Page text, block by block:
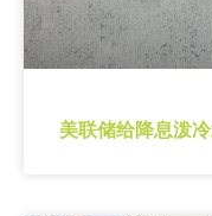
美联储给降息泼